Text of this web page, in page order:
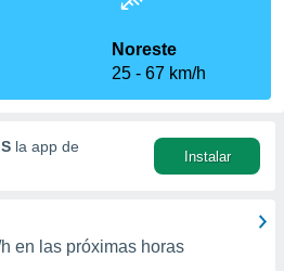
Noreste
25
67 km/h
la app de
Instalar
en las próximas horas